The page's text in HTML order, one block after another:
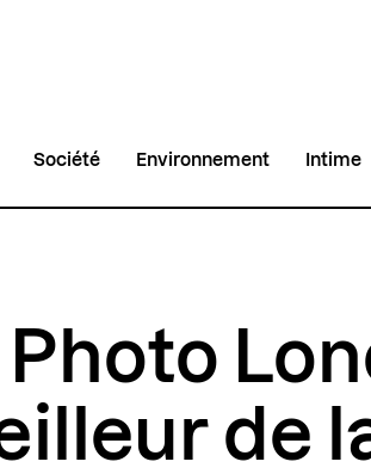
Société Environnement Intime
Photo
de